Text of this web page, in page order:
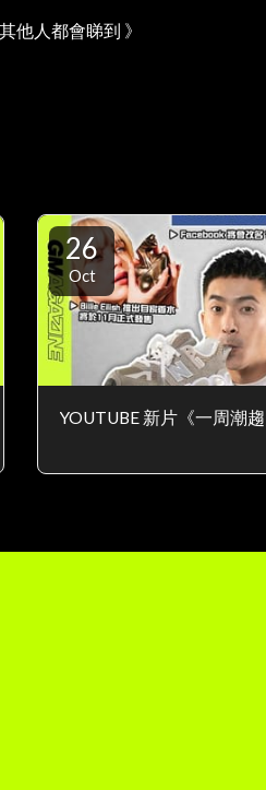
他人都會睇到 》
26
Oct
YOUTUBE 新片《一周潮